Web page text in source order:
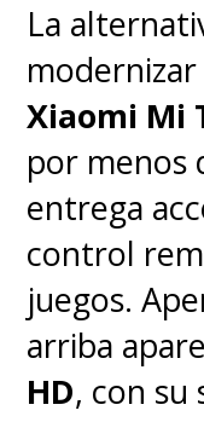
La
Xiaomi Mi
por menos
entrega
control
juegos.
arriba
HD, con su